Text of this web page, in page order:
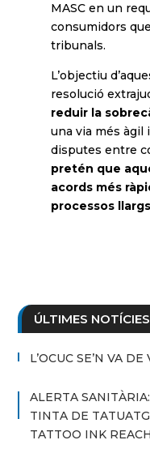
MASC en un
consumidors
tribunals.
L’objectiu
resolució
reduir la
una via més àgil
disputes entre
pretén que
acords més
processos
ÚLTIMES NOTÍCIES
L’OCUC SE’N VA DE
ALERTA
TINTA DE
TATTOO INK